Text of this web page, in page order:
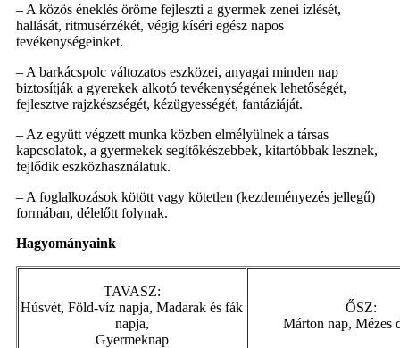
– A közös éneklés öröme fejleszti a gyermek zenei ízlését,
hallását, ritmusérzékét, végig kíséri egész napos
tevékenységeinket.
– A barkácspolc változatos eszközei, anyagai minden nap
biztosítják a gyerekek alkotó tevékenységének lehetőségét,
fejlesztve rajzkészségét, kézügyességét, fantáziáját.
– Az együtt végzett munka közben elmélyülnek a társas
kapcsolatok, a gyermekek segítőkészebbek, kitartóbbak lesznek,
fejlődik eszközhasználatuk.
– A foglalkozások kötött vagy kötetlen (kezdeményezés jellegű)
formában, délelőtt folynak.
Hagyományaink
TAVASZ:
Húsvét, Föld-víz napja, Madarak és fák
napja,
Gyermeknap
ŐSZ:
Márton nap, Mézes